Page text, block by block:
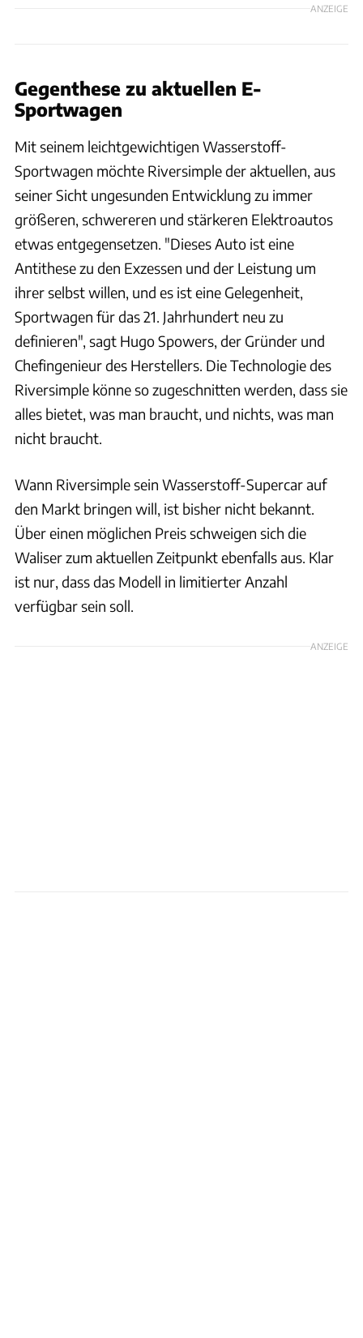
ANZEIGE
Gegenthese zu aktuellen E-
Sportwagen
Mit seinem leichtgewichtigen Wasserstoff-
Sportwagen möchte Riversimple der aktuellen, aus
seiner Sicht ungesunden Entwicklung zu immer
größeren, schwereren und stärkeren Elektroautos
etwas entgegensetzen. "Dieses Auto ist eine
Antithese zu den Exzessen und der Leistung um
ihrer selbst willen, und es ist eine Gelegenheit,
Sportwagen für das 21. Jahrhundert neu zu
definieren", sagt Hugo Spowers, der Gründer und
Chefingenieur des Herstellers. Die Technologie des
Riversimple könne so zugeschnitten werden, dass sie
alles bietet, was man braucht, und nichts, was man
nicht braucht.
Wann Riversimple sein Wasserstoff-Supercar auf
den Markt bringen will, ist bisher nicht bekannt.
Über einen möglichen Preis schweigen sich die
Waliser zum aktuellen Zeitpunkt ebenfalls aus. Klar
ist nur, dass das Modell in limitierter Anzahl
verfügbar sein soll.
ANZEIGE